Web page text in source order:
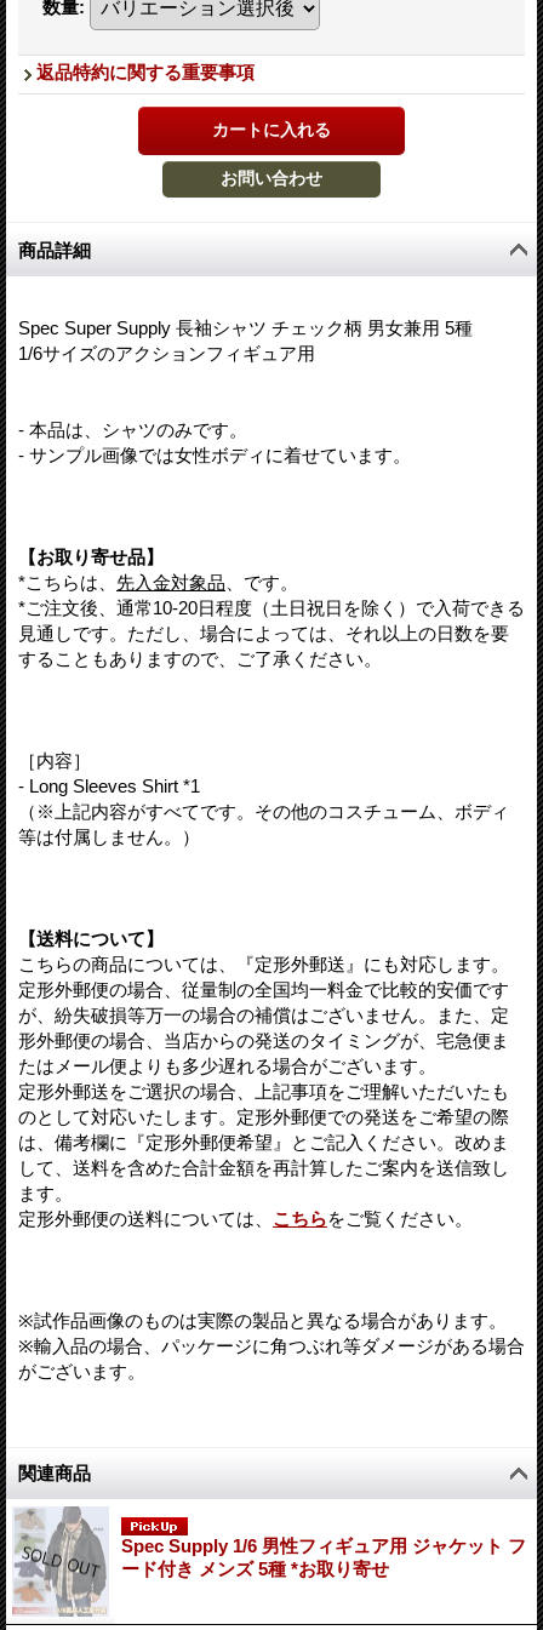
数量:
返品特約に関する重要事項
商品詳細
Spec Super Supply 長袖シャツ チェック柄 男女兼用 5種
1/6サイズのアクションフィギュア用
- 本品は、シャツのみです。
- サンプル画像では女性ボディに着せています。
【お取り寄せ品】
*こちらは、 先入金対象品 、です。
*ご注文後、通常10-20日程度（土日祝日を除く）で入荷できる
見通しです。ただし、場合によっては、それ以上の日数を要
することもありますので、ご了承ください。
［内容］
- Long Sleeves Shirt *1
（※上記内容がすべてです。その他のコスチューム、ボディ
等は付属しません。）
【送料について】
こちらの商品については、『定形外郵送』にも対応します。
定形外郵便の場合、従量制の全国均一料金で比較的安価です
が、紛失破損等万一の場合の補償はございません。また、定
形外郵便の場合、当店からの発送のタイミングが、宅急便ま
たはメール便よりも多少遅れる場合がございます。
定形外郵送をご選択の場合、上記事項をご理解いただいたも
のとして対応いたします。定形外郵便での発送をご希望の際
は、備考欄に『定形外郵便希望』とご記入ください。改めま
して、送料を含めた合計金額を再計算したご案内を送信致し
ます。
定形外郵便の送料については、 こちらをご覧ください。
※試作品画像のものは実際の製品と異なる場合があります。
※輸入品の場合、パッケージに角つぶれ等ダメージがある場合
がございます。
関連商品
Spec Supply 1/6 男性フィギュア用 ジャケット フ
ード付き メンズ 5種 *お取り寄せ